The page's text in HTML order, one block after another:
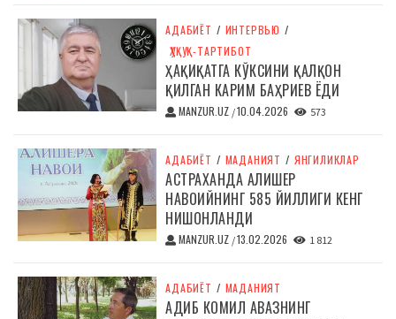
АДАБИЁТ / ИНТЕРВЬЮ /
ҲУҚУҚ-ТАРТИБОТ
ҲАҚИҚАТГА КЎКСИНИ ҚАЛҚОН
ҚИЛГАН КАРИМ БАҲРИЕВ ЁДИ
MANZUR.UZ /10.04.2026 573
АДАБИЁТ / МАДАНИЯТ / ЯНГИЛИКЛАР
АСТРАХАНДА АЛИШЕР
НАВОИЙНИНГ 585 ЙИЛЛИГИ КЕНГ
НИШОНЛАНДИ
MANZUR.UZ /13.02.2026 1 812
АДАБИЁТ / МАДАНИЯТ
АДИБ КОМИЛ АВАЗНИНГ